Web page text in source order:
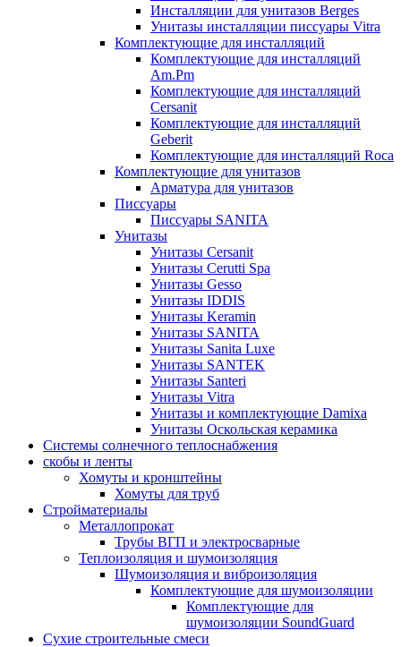
Инсталляции для унитазов Berges
Унитазы инсталляции писсуары Vitra
Комплектующие для инсталляций
Комплектующие для инсталляций
Am.Pm
Комплектующие для инсталляций
Cersanit
Комплектующие для инсталляций
Geberit
Комплектующие для инсталляций Roca
Комплектующие для унитазов
Арматура для унитазов
Писсуары
Писсуары SANITA
Унитазы
Унитазы Cersanit
Унитазы Cerutti Spa
Унитазы Gesso
Унитазы IDDIS
Унитазы Keramin
Унитазы SANITA
Унитазы Sanita Luxe
Унитазы SANTEK
Унитазы Santeri
Унитазы Vitra
Унитазы и комплектующие Damixa
Унитазы Оскольская керамика
Системы солнечного теплоснабжения
скобы и ленты
Хомуты и кронштейны
Хомуты для труб
Стройматериалы
Металлопрокат
Трубы ВГП и электросварные
Теплоизоляция и шумоизоляция
Шумоизоляция и виброизоляция
Комплектующие для шумоизоляции
Комплектующие для
шумоизоляции SoundGuard
Сухие строительные смеси